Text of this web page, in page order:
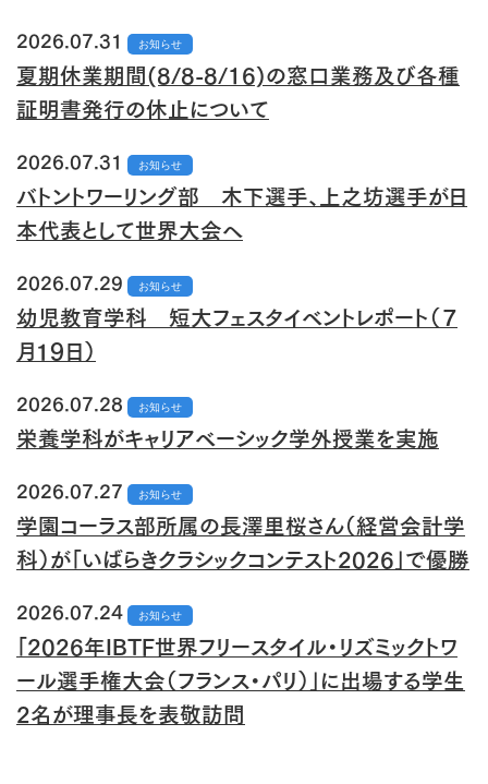
2026.07.31 お知らせ
夏期休業期間(8/8-8/16)の窓口業務及び各種
証明書発行の休止について
2026.07.31 お知らせ
バトントワーリング部 木下選手、上之坊選手が日
本代表として世界大会へ
2026.07.29 お知らせ
幼児教育学科 短大フェスタイベントレポート（７
月１９日）
2026.07.28 お知らせ
栄養学科がキャリアベーシック学外授業を実施
2026.07.27 お知らせ
学園コーラス部所属の長澤里桜さん（経営会計学
科）が「いばらきクラシックコンテスト2026」で優勝
2026.07.24 お知らせ
「2026年IBTF世界フリースタイル・リズミックトワ
ール選手権大会（フランス・パリ）」に出場する学生
2名が理事長を表敬訪問